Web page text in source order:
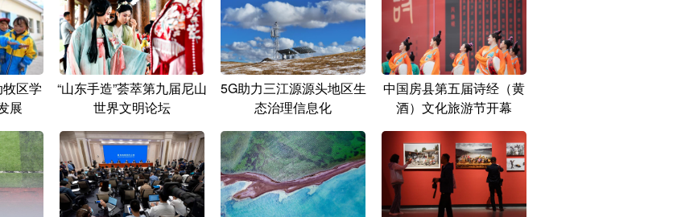
区学
展
“山东手造”荟萃第九届尼山
世界文明论坛
5G助力三江源源头地区生
态治理信息化
中国房县第五届诗经（黄
酒）文化旅游节开幕